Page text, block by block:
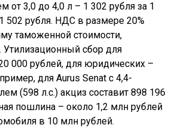
от 3,0 до 4,0 л – 1 302 рубля за 1
502 рубля. НДС в размере 20%
таможенной стоимости,
сбор для
000 рублей, для юридических –
для Aurus Senat с 4,4-
(598 л.с.) акциз составит 898 196
пошлина – около 1,2 млн рублей
в 10 млн рублей.